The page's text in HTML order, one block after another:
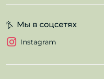
Мы в соцсетях
Instagram